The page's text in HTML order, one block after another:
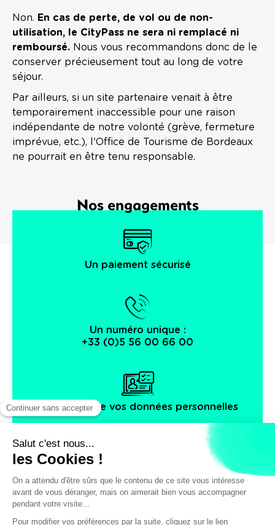
Non. En cas de perte, de vol ou de non-
utilisation, le CityPass ne sera ni remplacé ni
remboursé. Nous vous recommandons donc de le
conserver précieusement tout au long de votre
séjour.
Par ailleurs, si un site partenaire venait à être
temporairement inaccessible pour une raison
indépendante de notre volonté (grève, fermeture
imprévue, etc.), l'Office de Tourisme de Bordeaux
ne pourrait en être tenu responsable.
Nos engagements
Un paiement sécurisé
Un numéro unique :
+33 (0)5 56 00 66 00
Protection de vos données personnelles